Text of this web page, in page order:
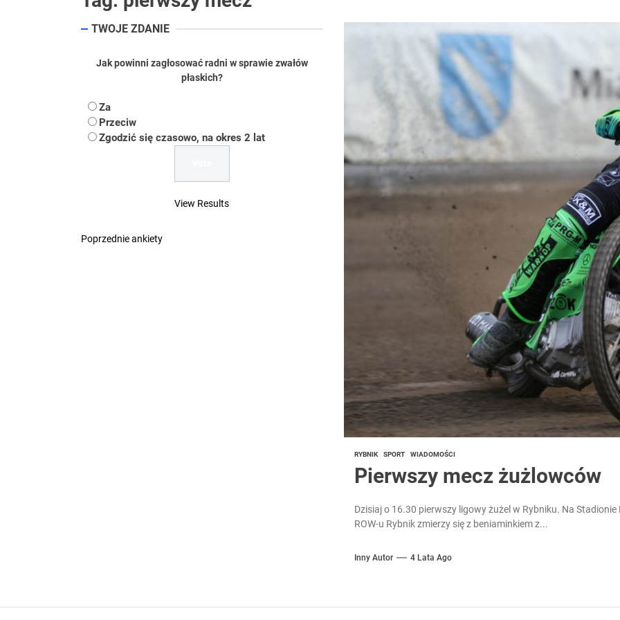
Uwaga Dębieńsko – woda nieprzydatna do spożycia!!!
Dość komentowania kolejnych afer w ochronie zdrowia — czas zacząć mówić o
RYBNIK SPORT WIADOMOŚCI
Pierwszy mecz żużlowców
Dzisiaj o 16.30 pierwszy ligowy żużel w Rybniku. Na
ROW-u Rybnik zmierzy się z beniaminkiem z...
Inny Autor 4 Lata Ago
TWOJE ZDANIE
Jak powinni zagłosować radni w sprawie zwałów
płaskich?
Za
Przeciw
Zgodzić się czasowo, na okres 2 lat
View Results
Poprzednie ankiety